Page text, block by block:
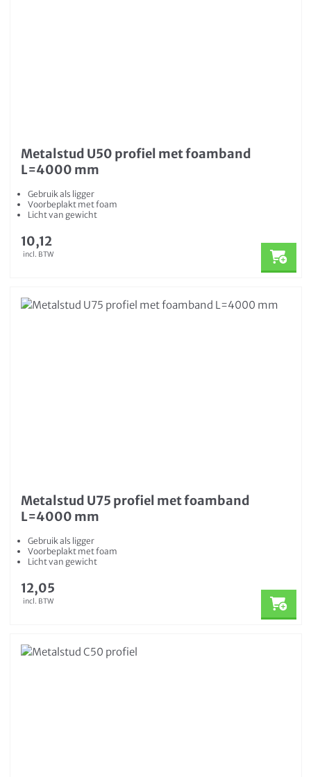
Metalstud U50 profiel met foamband
L=4000 mm
Gebruik als ligger
Voorbeplakt met foam
Licht van gewicht
10,12
incl. BTW
Metalstud U75 profiel met foamband
L=4000 mm
Gebruik als ligger
Voorbeplakt met foam
Licht van gewicht
12,05
incl. BTW